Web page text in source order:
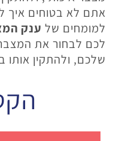
אתם לא בטוחים איך
למומחים של ענק
לכם לבחור את
שלכם, ולהתקין אותו